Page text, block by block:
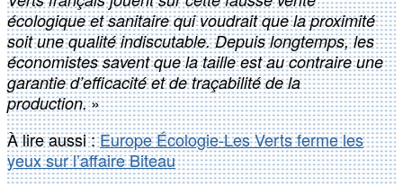
écologique et sanitaire qui voudrait que la proximité
soit une qualité indiscutable. Depuis longtemps, les
économistes savent que la taille est au contraire une
garantie d’efficacité et de traçabilité de la
production.»
À lire aussi :Europe Écologie-Les Verts ferme les
yeux sur l’affaire Biteau